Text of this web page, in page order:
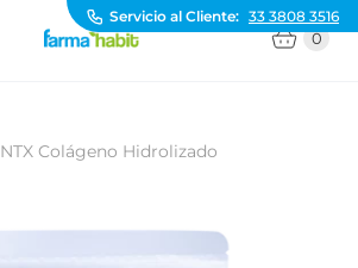
Servicio al Cliente: 33 3808 3516
0
NTX Colágeno Hidrolizado